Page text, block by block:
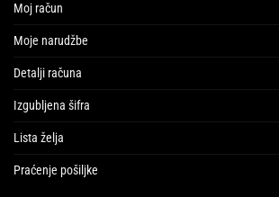
Moj račun
Moje narudžbe
Detalji računa
Izgubljena šifra
Lista želja
Praćenje pošiljke